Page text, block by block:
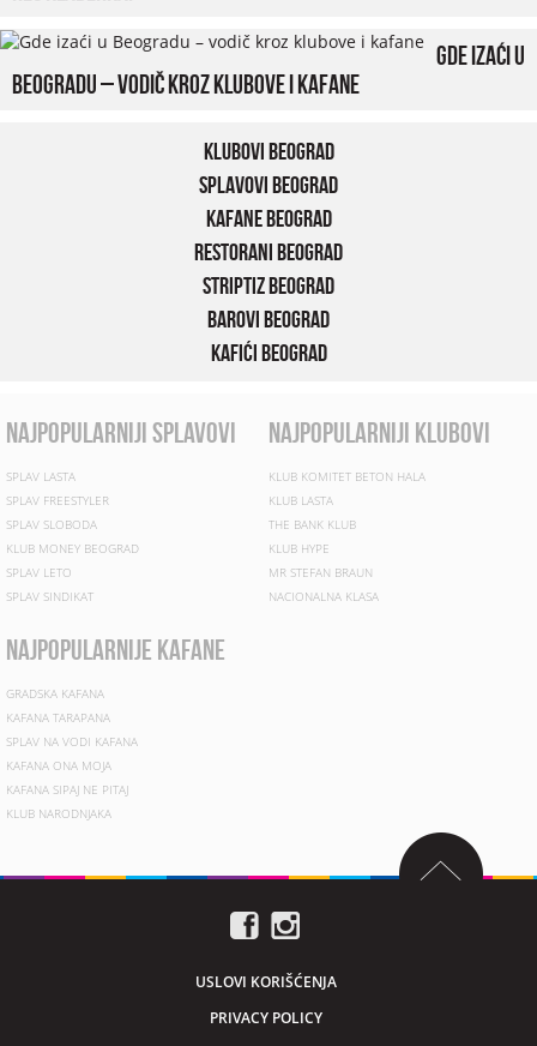
Gde izaći u
Beogradu – vodič kroz klubove i kafane
Klubovi Beograd
Splavovi Beograd
Kafane Beograd
Restorani Beograd
Striptiz Beograd
Barovi Beograd
Kafići Beograd
najpopularniji splavovi
SPLAV LASTA
SPLAV FREESTYLER
SPLAV SLOBODA
KLUB MONEY BEOGRAD
SPLAV LETO
SPLAV SINDIKAT
najpopularniji klubovi
KLUB KOMITET BETON HALA
KLUB LASTA
THE BANK KLUB
KLUB HYPE
MR STEFAN BRAUN
NACIONALNA KLASA
najpopularnije kafane
GRADSKA KAFANA
KAFANA TARAPANA
SPLAV NA VODI KAFANA
KAFANA ONA MOJA
KAFANA SIPAJ NE PITAJ
KLUB NARODNJAKA
USLOVI KORIŠĆENJA
PRIVACY POLICY